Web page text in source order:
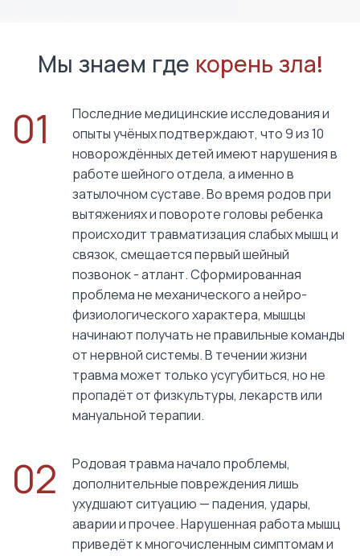
Мы знаем где корень зла!
01
Последние медицинские исследования и
опыты учёных подтверждают, что 9 из 10
новорождённых детей имеют нарушения в
работе шейного отдела, а именно в
затылочном суставе. Во время родов при
вытяжениях и повороте головы ребенка
происходит травматизация слабых мышц и
связок, смещается первый шейный
позвонок - атлант. Сформированная
проблема не механического а нейро-
физиологического характера, мышцы
начинают получать не правильные команды
от нервной системы. В течении жизни
травма может только усугубиться, но не
пропадёт от физкультуры, лекарств или
мануальной терапии.
02
Родовая травма начало проблемы,
дополнительные повреждения лишь
ухудшают ситуацию — падения, удары,
аварии и прочее. Нарушенная работа мышц
приведёт к многочисленным симптомам и